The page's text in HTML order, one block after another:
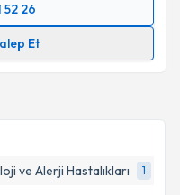
ve Alerji Hastalıkları 1
52 26
Et